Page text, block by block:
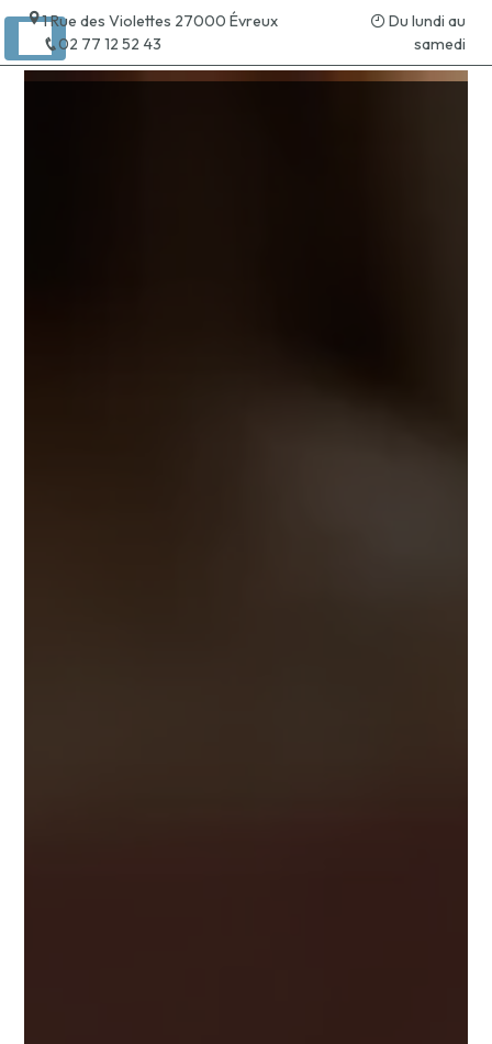
1 Rue des Violettes 27000 Évreux
02 77 12 52 43
Du lundi au
samedi
Panneau de gestion des cookies